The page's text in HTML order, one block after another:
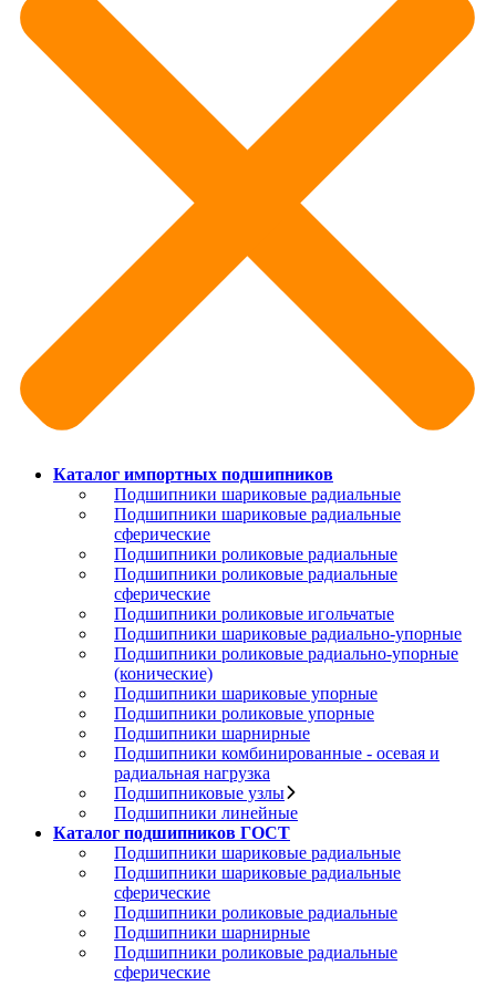
Каталог импортных подшипников
Подшипники шариковые радиальные
Подшипники шариковые радиальные
сферические
Подшипники роликовые радиальные
Подшипники роликовые радиальные
сферические
Подшипники роликовые игольчатые
Подшипники шариковые радиально-упорные
Подшипники роликовые радиально-упорные
(конические)
Подшипники шариковые упорные
Подшипники роликовые упорные
Подшипники шарнирные
Подшипники комбинированные - осевая и
радиальная нагрузка
Подшипниковые узлы
Подшипники линейные
Каталог подшипников ГОСТ
Подшипники шариковые радиальные
Подшипники шариковые радиальные
сферические
Подшипники роликовые радиальные
Подшипники шарнирные
Подшипники роликовые радиальные
сферические